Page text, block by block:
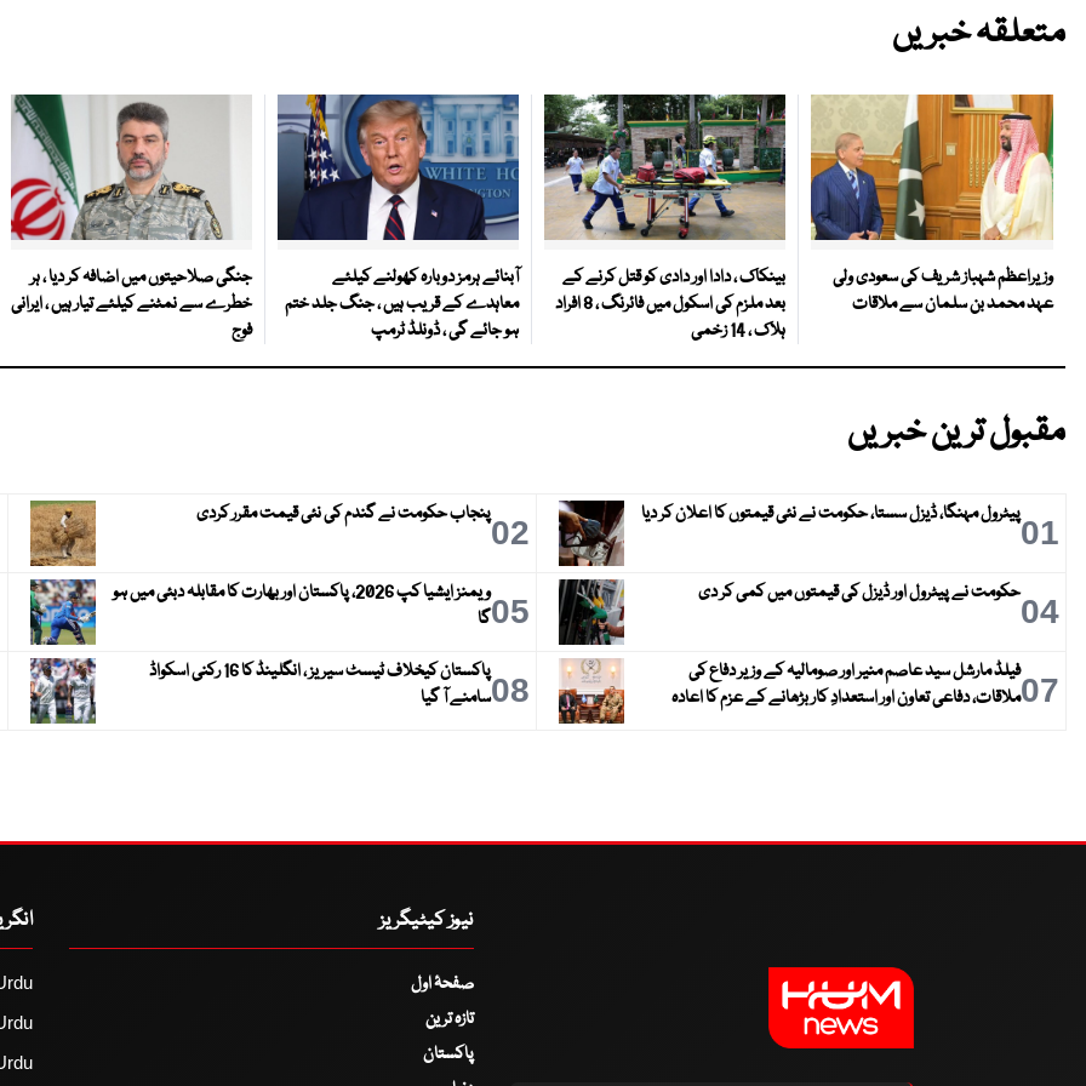
متعلقہ خبریں
وزیراعظم شہباز شریف کی سعودی ولی
عہد محمد بن سلمان سے ملاقات
بینکاک ، دادا اور دادی کو قتل کرنے کے
بعد ملزم کی اسکول میں فائرنگ ، 8 افراد
ہلاک ، 14 زخمی
آبنائے ہرمز دوبارہ کھولنے کیلئے
معاہدے کے قریب ہیں ، جنگ جلد ختم
ہو جائے گی ، ڈونلڈ ٹرمپ
جنگی صلاحیتوں میں اضافہ کر دیا ، ہر
خطرے سے نمٹنے کیلئے تیار ہیں ، ایرانی
فوج
مقبول ترین خبریں
01پیٹرول مہنگا، ڈیزل سستا، حکومت نے نئی قیمتوں کا اعلان کر دیا 02پنجاب حکومت نے گندم کی نئی قیمت مقرر کردی
04حکومت نے پیٹرول اور ڈیزل کی قیمتوں میں کمی کر دی 05
ویمنز ایشیا کپ 2026، پاکستان اور بھارت کا مقابلہ دبئی میں ہو
گا
07فیلڈ مارشل سید عاصم منیر اور صومالیہ کے وزیر دفاع کی
ملاقات، دفاعی تعاون اور استعدادِ کار بڑھانے کے عزم کا اعادہ
08
پاکستان کیخلاف ٹیسٹ سیریز ، انگلینڈ کا 16 رکنی اسکواڈ
سامنے آ گیا
نیوز کیٹیگریز
صفحۂ اول
تازہ ترین
پاکستان